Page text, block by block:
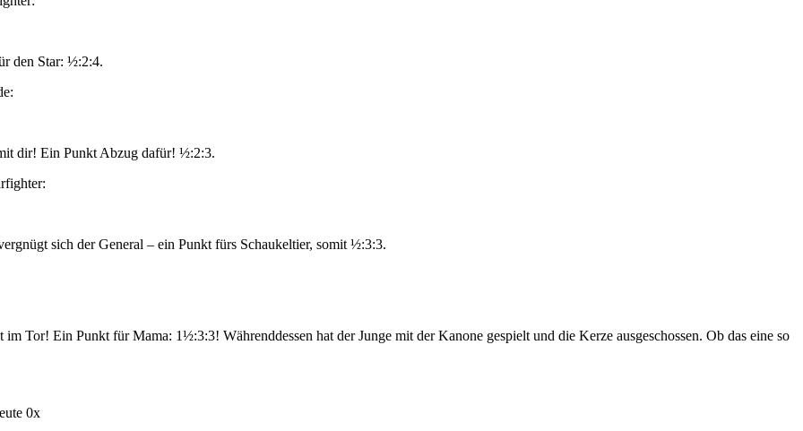
den Star: ½:2:4.
dir! Ein Punkt Abzug dafür! ½:2:3.
sich der General – ein Punkt fürs Schaukeltier, somit ½:3:3.
Tor! Ein Punkt für Mama: 1½:3:3! Währenddessen hat der Junge mit der Kanone gespielt und die Kerze ausgeschossen. Ob das eine so
0x